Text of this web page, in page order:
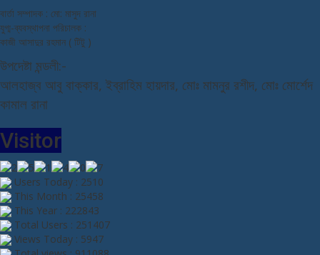
বার্তা সম্পাদক : মো: মাসুদ রানা
যুগ্ম-ব্যবস্থাপনা পরিচালক :
কাজী আসাদুর রহমান ( টিটু )
উপদেষ্টা মন্ডলী:-
আলহাজ্ব আবু বাক্কার, ইব্রাহিম হায়দার, মোঃ মামনুর রশীদ, মোঃ মোর্শেদ
কামাল রানা
Visitor
Users Today : 2510
This Month : 25458
This Year : 222843
Total Users : 251407
Views Today : 5947